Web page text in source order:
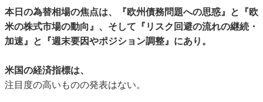
本日の為替相場の焦点は、『欧州債務問題への思惑』と『欧
米の株式市場の動向』、そして『リスク回避の流れの継続・
加速』と『週末要因やポジション調整』にあり。
米国の経済指標は、
注目度の高いものの発表はない。